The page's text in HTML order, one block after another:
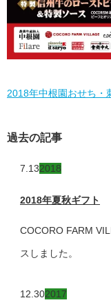
2018年中根園おせち・
過去の記事
7.132018
2018年夏秋ギフト
COCORO FARM
スしました。
12.302017